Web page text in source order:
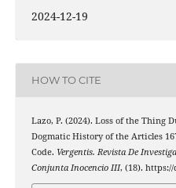
2024-12-19
HOW TO CITE
Lazo, P. (2024). Loss of the Thing
Dogmatic History of the Articles
Code. Vergentis. Revista De
Conjunta Inocencio III, (18). https://